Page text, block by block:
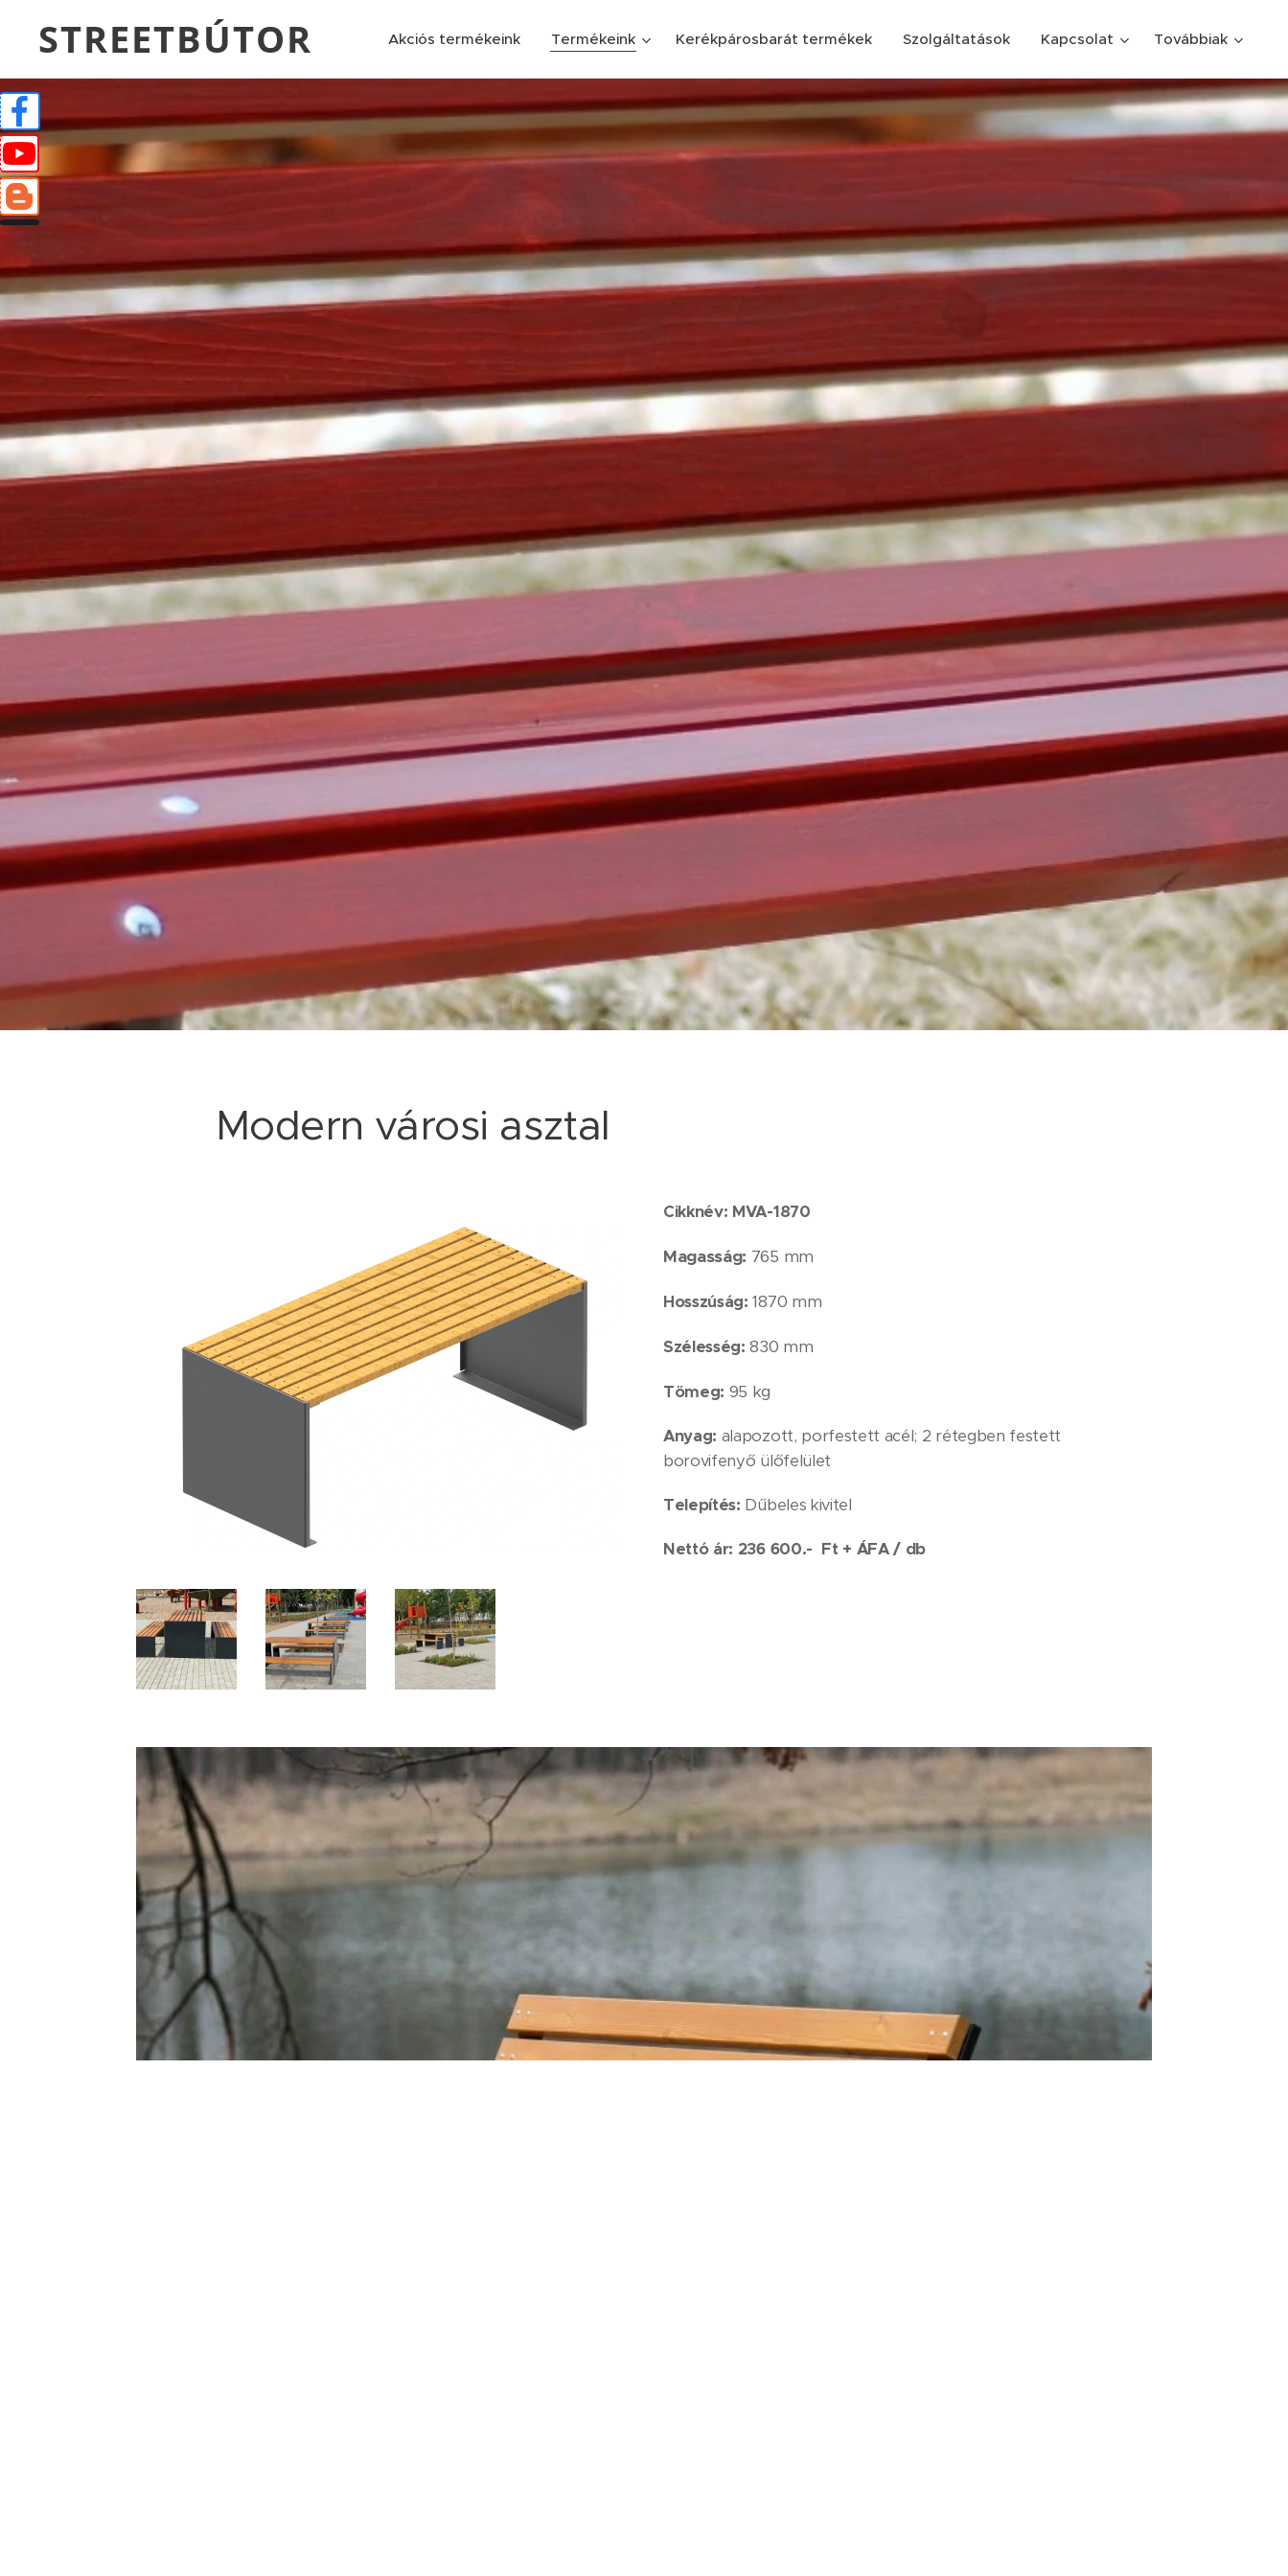
STREETBÚTOR Akciós termékeink Termékeink Kerékpárosbarát termékek Szolgáltatások Kapcsolat Továbbiak
Modern városi asztal
Cikknév: MVA-1870
Magasság: 765 mm
Hosszúság:1870 mm
Szélesség:830 mm
Tömeg: 95 kg
Anyag: alapozott, porfestett acél; 2 rétegben festett
borovifenyő ülőfelület
Telepítés: Dűbeles kivitel
Nettó ár: 236 600.- Ft + ÁFA / db